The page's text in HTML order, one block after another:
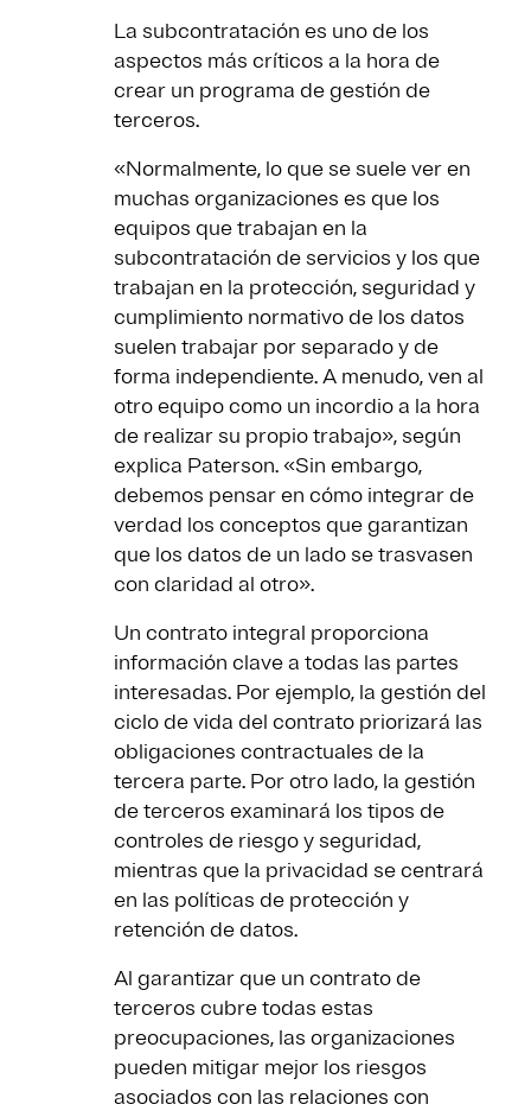
La subcontratación es uno de los
aspectos más críticos a la hora de
crear un programa de gestión de
terceros.
«Normalmente, lo que se suele ver en
muchas organizaciones es que los
equipos que trabajan en la
subcontratación de servicios y los que
trabajan en la protección, seguridad y
cumplimiento normativo de los datos
suelen trabajar por separado y de
forma independiente. A menudo, ven al
otro equipo como un incordio a la hora
de realizar su propio trabajo», según
explica Paterson. «Sin embargo,
debemos pensar en cómo integrar de
verdad los conceptos que garantizan
que los datos de un lado se trasvasen
con claridad al otro».
Un contrato integral proporciona
información clave a todas las partes
interesadas. Por ejemplo, la gestión del
ciclo de vida del contrato priorizará las
obligaciones contractuales de la
tercera parte. Por otro lado, la gestión
de terceros examinará los tipos de
controles de riesgo y seguridad,
mientras que la privacidad se centrará
en las políticas de protección y
retención de datos.
Al garantizar que un contrato de
terceros cubre todas estas
preocupaciones, las organizaciones
pueden mitigar mejor los riesgos
asociados con las relaciones con